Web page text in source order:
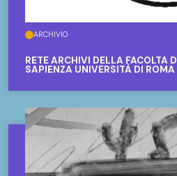
ARCHIVIO
RETE ARCHIVI DELLA FACOLTÀ
SAPIENZA UNIVERSITÀ DI ROMA